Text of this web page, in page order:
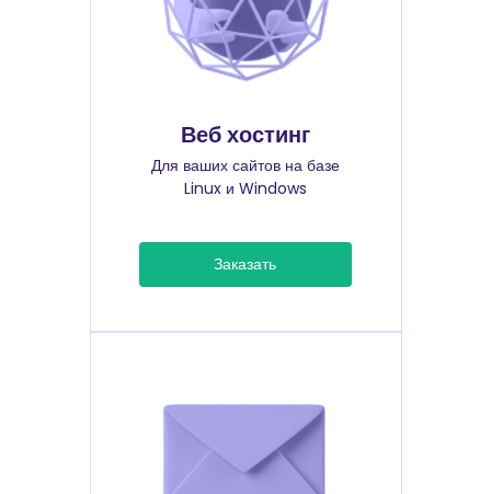
Веб хостинг
Для ваших сайтов на базе
Linux и Windows
Заказать